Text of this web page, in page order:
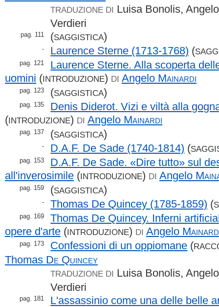
TRADUZIONE DI Luisa Bonolis,
Verdieri
pag. 111 (SAGGISTICA)
- Laurence Sterne (1713-1768) (
pag. 121
Laurence Sterne. Alla scoperta
uomini (INTRODUZIONE) DI Angelo Mainardi
pag. 123 (SAGGISTICA)
pag. 135
Denis Diderot. Vizi e viltà alla
(INTRODUZIONE) DI Angelo Mainardi
pag. 137 (SAGGISTICA)
- D.A.F. De Sade (1740-1814) (
pag. 153
D.A.F. De Sade. «Dire tutto» sul
all'inverosimile (INTRODUZIONE) DI Angelo
pag. 159 (SAGGISTICA)
- Thomas De Quincey (1785-1859) (
pag. 169
Thomas De Quincey. Inferni
opere d'arte (INTRODUZIONE) DI Angelo
pag. 173 Confessioni di un oppiomane (
Thomas De Quincey
TRADUZIONE DI Luisa Bonolis,
Verdieri
pag. 181 L'assassinio come una delle belle